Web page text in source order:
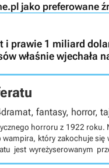
jako preferowane
i prawie 1 miliard
właśnie wjechała
dramat, fantasy, horror,
horroru z 1922
wampira, który zakochuje
horrorem. Stanowi on